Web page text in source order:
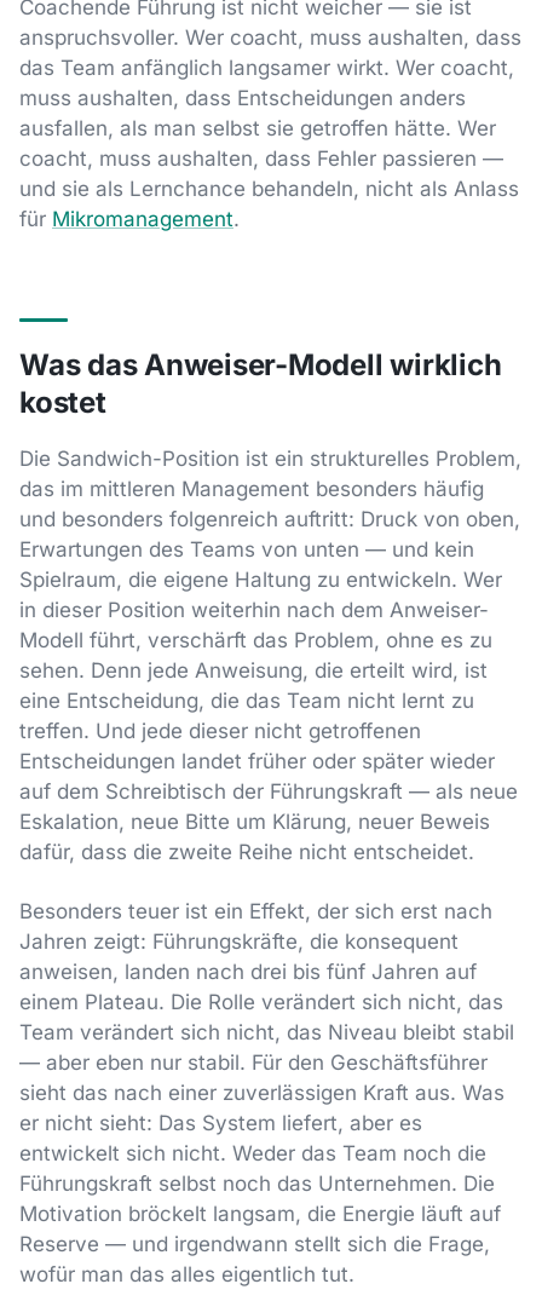
Coachende Führung ist nicht weicher — sie ist
anspruchsvoller. Wer coacht, muss aushalten, dass
das Team anfänglich langsamer wirkt. Wer coacht,
muss aushalten, dass Entscheidungen anders
ausfallen, als man selbst sie getroffen hätte. Wer
coacht, muss aushalten, dass Fehler passieren —
und sie als Lernchance behandeln, nicht als Anlass
für Mikromanagement.
Was das Anweiser-Modell wirklich
kostet
Die Sandwich-Position ist ein strukturelles Problem,
das im mittleren Management besonders häufig
und besonders folgenreich auftritt: Druck von oben,
Erwartungen des Teams von unten — und kein
Spielraum, die eigene Haltung zu entwickeln. Wer
in dieser Position weiterhin nach dem Anweiser-
Modell führt, verschärft das Problem, ohne es zu
sehen. Denn jede Anweisung, die erteilt wird, ist
eine Entscheidung, die das Team nicht lernt zu
treffen. Und jede dieser nicht getroffenen
Entscheidungen landet früher oder später wieder
auf dem Schreibtisch der Führungskraft — als neue
Eskalation, neue Bitte um Klärung, neuer Beweis
dafür, dass die zweite Reihe nicht entscheidet.
Besonders teuer ist ein Effekt, der sich erst nach
Jahren zeigt: Führungskräfte, die konsequent
anweisen, landen nach drei bis fünf Jahren auf
einem Plateau. Die Rolle verändert sich nicht, das
Team verändert sich nicht, das Niveau bleibt stabil
— aber eben nur stabil. Für den Geschäftsführer
sieht das nach einer zuverlässigen Kraft aus. Was
er nicht sieht: Das System liefert, aber es
entwickelt sich nicht. Weder das Team noch die
Führungskraft selbst noch das Unternehmen. Die
Motivation bröckelt langsam, die Energie läuft auf
Reserve — und irgendwann stellt sich die Frage,
wofür man das alles eigentlich tut.